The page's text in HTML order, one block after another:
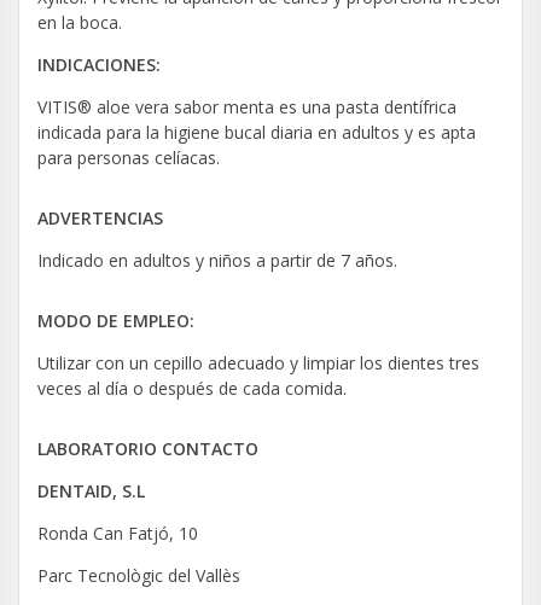
en la boca.
INDICACIONES:
VITIS® aloe vera sabor menta es una pasta dentífrica
indicada para la higiene bucal diaria en adultos y es apta
para personas celíacas.
ADVERTENCIAS
Indicado en adultos y niños a partir de 7 años.
MODO DE EMPLEO:
Utilizar con un cepillo adecuado y limpiar los dientes tres
veces al día o después de cada comida.
LABORATORIO CONTACTO
DENTAID, S.L
Ronda Can Fatjó, 10
Parc Tecnològic del Vallès